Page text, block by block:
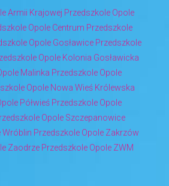
Armii Krajowej Przedszkole Opole
Opole Centrum Przedszkole
Opole Gosławice Przedszkole
Opole Kolonia Gosławicka
Malinka Przedszkole Opole
Opole Nowa Wieś Królewska
Półwieś Przedszkole Opole
Opole Szczepanowice
Wróblin Przedszkole Opole Zakrzów
Zaodrze Przedszkole Opole ZWM